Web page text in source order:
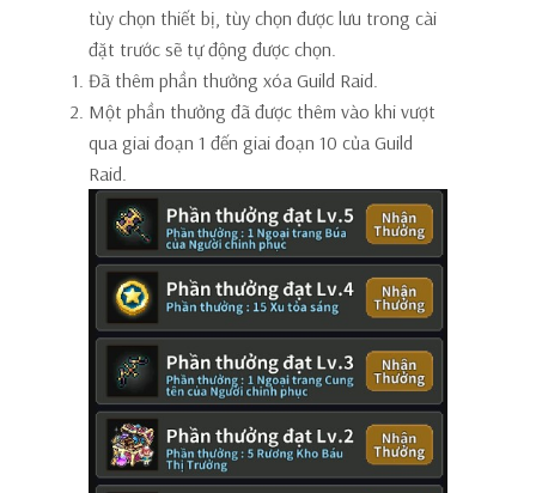
tùy chọn thiết bị, tùy chọn được lưu trong cài
đặt trước sẽ tự động được chọn.
Đã thêm phần thưởng xóa Guild Raid.
Một phần thưởng đã được thêm vào khi vượt
qua giai đoạn 1 đến giai đoạn 10 của Guild
Raid.